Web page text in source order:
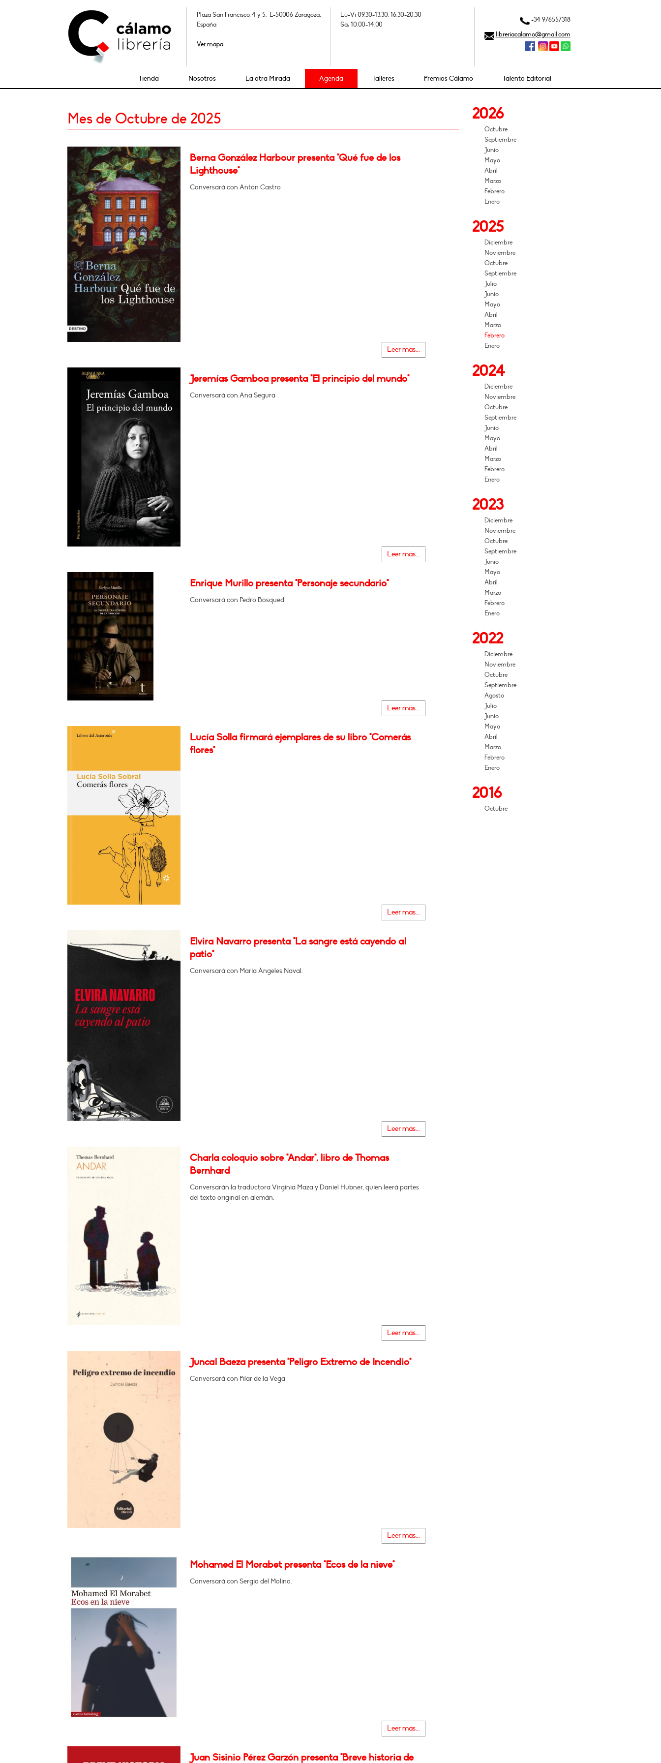
Plaza San Francisco, 4 y 5. E-50006 Zaragoza,
España
Ver mapa
Lu-Vi 09.30-13.30, 16.30-20.30
Sa: 10.00-14.00
+34 976557318
libreriacalamo@gmail.com
Tienda Nosotros La otra Mirada Agenda Talleres Premios Cálamo Talento Editorial
Mes de Octubre de 2025
Berna González Harbour presenta "Qué fue de los
Lighthouse"
Conversará con Antón Castro
Leer más...
Jeremías Gamboa presenta "El principio del mundo"
Conversará con Ana Segura
Leer más...
Enrique Murillo presenta "Personaje secundario"
Conversará con Pedro Bosqued
Leer más...
Lucía Solla firmará ejemplares de su libro "Comerás
flores"
Leer más...
Elvira Navarro presenta "La sangre está cayendo al
patio"
Conversará con María Ángeles Naval.
Leer más...
Charla coloquio sobre "Andar", libro de Thomas
Bernhard
Conversarán la traductora Virginia Maza y Daniel Hubner, quien leerá partes
del texto original en alemán.
Leer más...
Juncal Baeza presenta "Peligro Extremo de Incendio"
Conversará con Pilar de la Vega
Leer más...
Mohamed El Morabet presenta "Ecos de la nieve"
Conversará con Sergio del Molino.
Leer más...
Juan Sisinio Pérez Garzón presenta "Breve historia de
2026
Octubre
Septiembre
Junio
Mayo
Abril
Marzo
Febrero
Enero
2025
Diciembre
Noviembre
Octubre
Septiembre
Julio
Junio
Mayo
Abril
Marzo
Febrero
Enero
2024
Diciembre
Noviembre
Octubre
Septiembre
Junio
Mayo
Abril
Marzo
Febrero
Enero
2023
Diciembre
Noviembre
Octubre
Septiembre
Junio
Mayo
Abril
Marzo
Febrero
Enero
2022
Diciembre
Noviembre
Octubre
Septiembre
Agosto
Julio
Junio
Mayo
Abril
Marzo
Febrero
Enero
2016
Octubre